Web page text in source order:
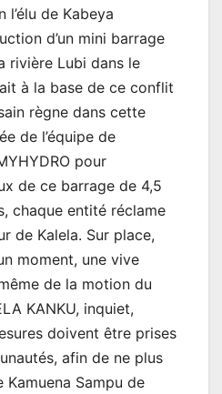
l’élu de Kabeya
d’un mini barrage
rivière Lubi dans le
à la base de ce conflit
règne dans cette
de l’équipe de
pour
de ce barrage de 4,5
chaque entité réclame
de Kalela. Sur place,
moment, une vive
de la motion du
KANKU, inquiet,
doivent être prises
afin de ne plus
Kamuena Sampu de